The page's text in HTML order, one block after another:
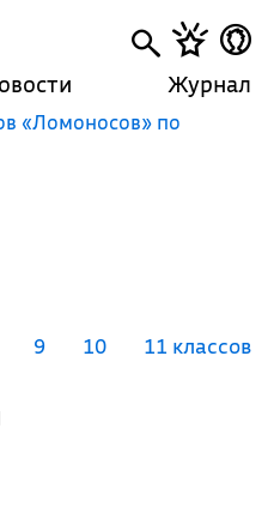
Журнал
«Ломоносов» по
9 10 11 классов